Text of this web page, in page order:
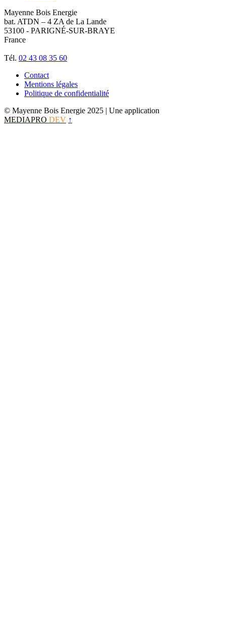
Mayenne Bois Energie
bat. ATDN – 4 ZA de La Lande
53100 - PARIGNÉ-SUR-BRAYE
France
Tél. 02 43 08 35 60
Contact
Mentions légales
Politique de confidentialité
© Mayenne Bois Energie 2025 | Une application
MEDIAPRO DEV ↑